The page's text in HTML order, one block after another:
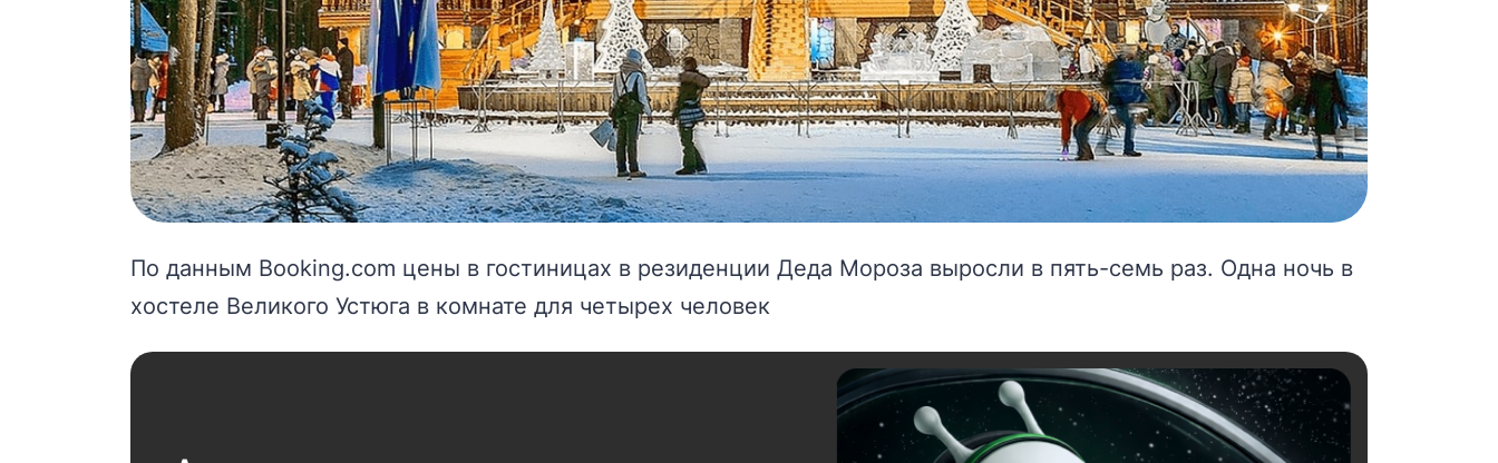
По данным Booking.com цены в гостиницах в резиденции Деда Мороза выросли в пять-семь раз. Одна ночь в
хостеле Великого Устюга в комнате для четырех человек